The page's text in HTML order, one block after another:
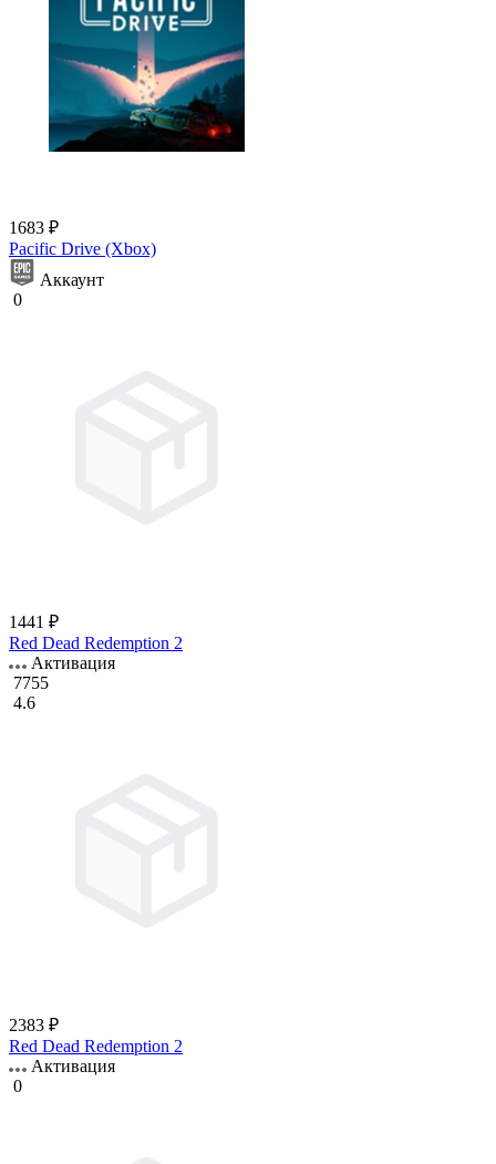
1683 ₽
Pacific Drive (Xbox)
Аккаунт
0
1441 ₽
Red Dead Redemption 2
Активация
7755
4.6
2383 ₽
Red Dead Redemption 2
Активация
0